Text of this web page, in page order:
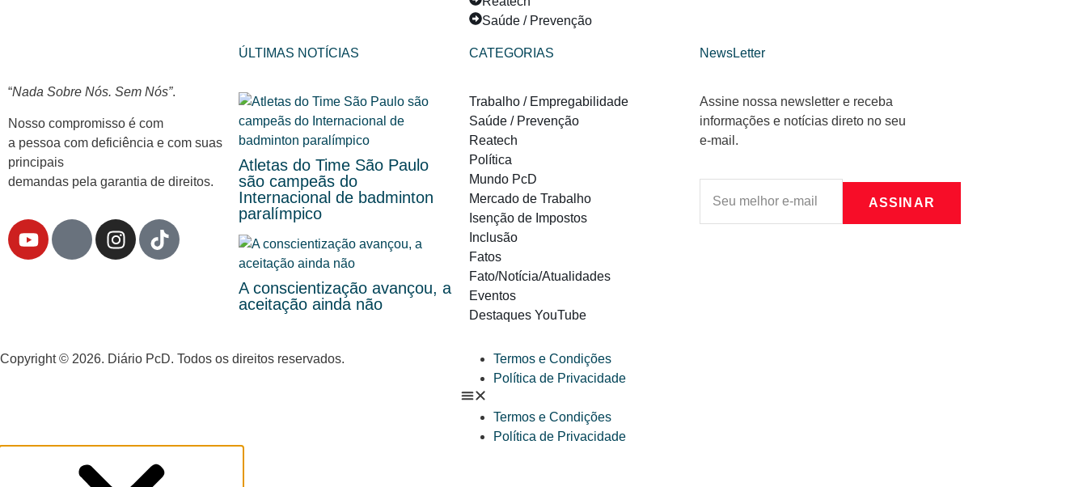
Saúde / Prevenção
“Nada Sobre Nós. Sem Nós”.
Nosso compromisso é com
a pessoa com deficiência e com suas
principais
demandas pela garantia de direitos.
ÚLTIMAS NOTÍCIAS
Atletas do Time São Paulo
são campeãs do
Internacional de badminton
paralímpico
A conscientização avançou, a
aceitação ainda não
CATEGORIAS
Trabalho / Empregabilidade
Saúde / Prevenção
Reatech
Política
Mundo PcD
Mercado de Trabalho
Isenção de Impostos
Inclusão
Fatos
Fato/Notícia/Atualidades
Eventos
Destaques YouTube
NewsLetter
Assine nossa newsletter e receba
informações e notícias direto no seu
e-mail.
ASSINAR
Copyright © 2026. Diário PcD. Todos os direitos reservados.
Termos e Condições
Política de Privacidade
Termos e Condições
Política de Privacidade